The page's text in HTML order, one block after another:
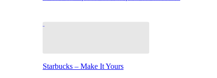
Starbucks – Make It Yours